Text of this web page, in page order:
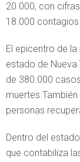
20.000, con
18.000
El epicentro de
estado de
de 380.000
personas
Dentro del
que contabiliza